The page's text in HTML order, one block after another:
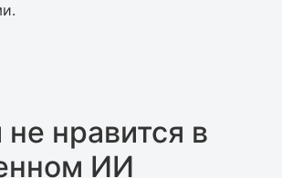
нравится в
ИИ